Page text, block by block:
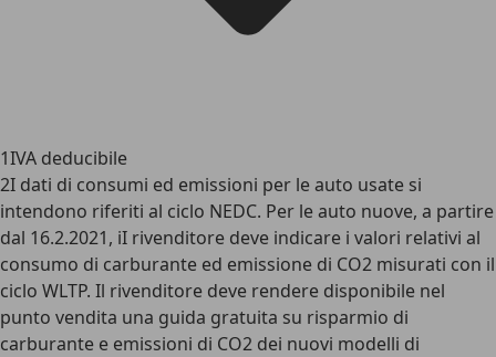
1IVA deducibile
2I dati di consumi ed emissioni per le auto usate si
intendono riferiti al ciclo NEDC. Per le auto nuove, a partire
dal 16.2.2021, iI rivenditore deve indicare i valori relativi al
consumo di carburante ed emissione di CO2 misurati con il
ciclo WLTP. Il rivenditore deve rendere disponibile nel
punto vendita una guida gratuita su risparmio di
carburante e emissioni di CO2 dei nuovi modelli di